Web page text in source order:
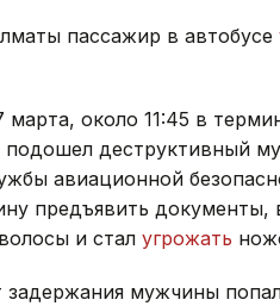
пассажир в автобусе
около 11:45 в
подошел деструктивный
авиационной
предъявить документы,
и стал угрожать
задержания мужчины